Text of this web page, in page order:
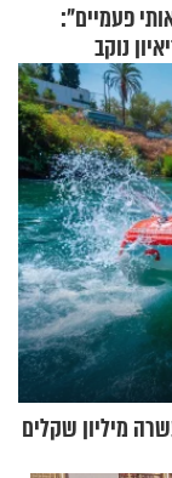
פעמיים":
נוקב
מיליון שקלים